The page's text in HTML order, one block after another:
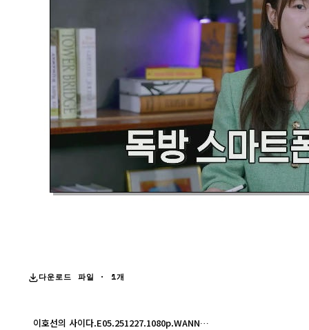
다운로드 파일 · 1개
이호선의 사이다.E05.251227.1080p.WANNA.mp4